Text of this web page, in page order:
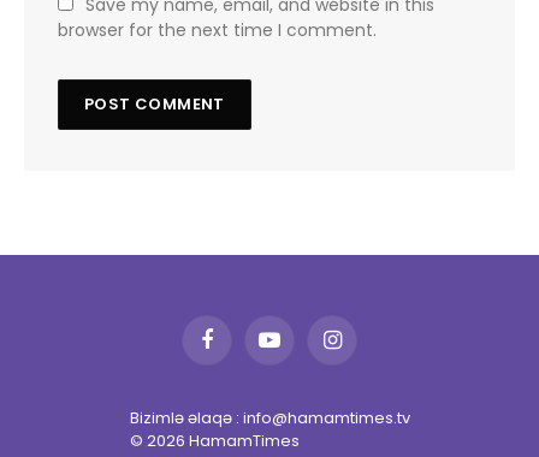
browser for the next time I comment.
FacebookYouTubeInstagram
Bizimlə əlaqə : info@hamamtimes.tv
© 2026 HamamTimes